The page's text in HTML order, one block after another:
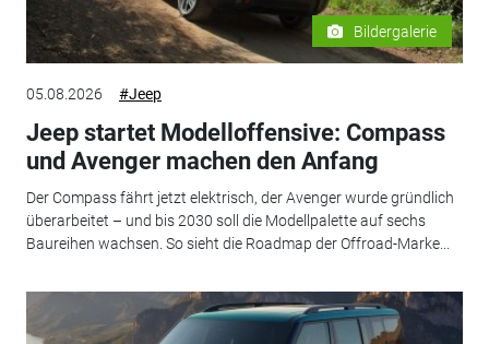
Bildergalerie
05.08.2026 #Jeep
Jeep startet Modelloffensive: Compass
und Avenger machen den Anfang
Der Compass fährt jetzt elektrisch, der Avenger wurde gründlich
überarbeitet – und bis 2030 soll die Modellpalette auf sechs
Baureihen wachsen. So sieht die Roadmap der Offroad-Marke...